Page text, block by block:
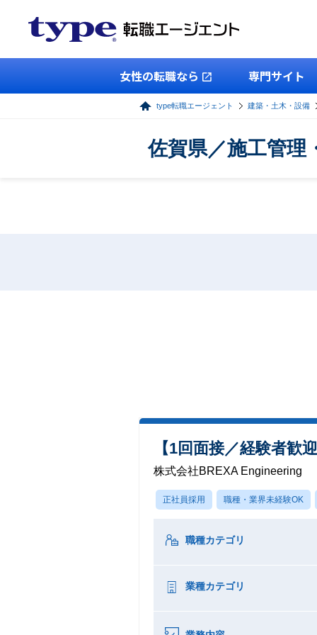
女性の転職なら 専門サイト
type転職エージェント 建築・土木・設備
佐賀県／施工管理
【1回面接／経験者
株式会社BREXA Engineering
正社員採用 職種・業界未経験OK
職種カテゴリ
業種カテゴリ